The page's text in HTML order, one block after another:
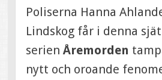
Poliserna Hanna
Lindskog får i denna
serienÅremorden
nytt och oroande